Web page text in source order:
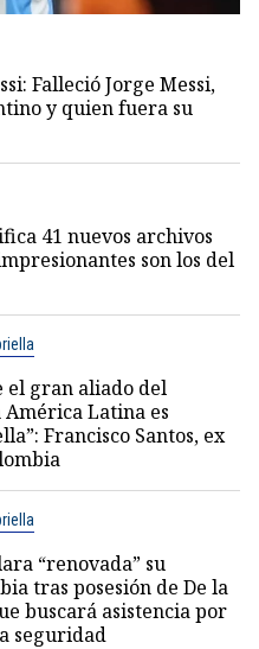
Falleció Jorge Messi,
y quien fuera su
41 nuevos archivos
son los del
el gran aliado del
Latina es
Francisco Santos, ex
“renovada” su
tras posesión de De la
buscará asistencia por
seguridad